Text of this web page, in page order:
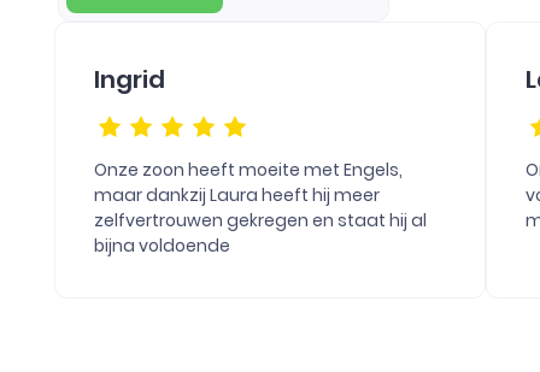
Ingrid
Onze zoon heeft moeite met Engels,
maar dankzij Laura heeft hij meer
zelfvertrouwen gekregen en staat hij al
bijna voldoende